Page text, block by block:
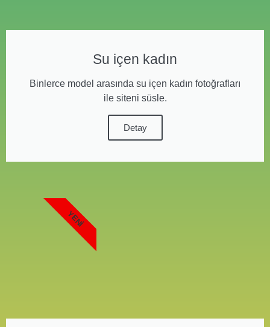
Su içen kadın
Binlerce model arasında su içen kadın fotoğrafları
ile siteni süsle.
Detay
YENI